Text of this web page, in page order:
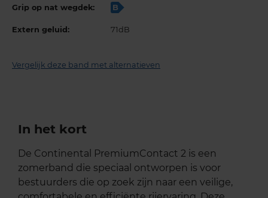
Grip op nat wegdek: B
Extern geluid: 71dB
Vergelijk deze band met alternatieven
In het kort
De Continental PremiumContact 2 is een
zomerband die speciaal ontworpen is voor
bestuurders die op zoek zijn naar een veilige,